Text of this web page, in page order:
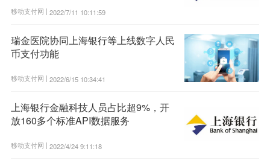
移动支付网 | 2022/7/11 10:11:59
瑞金医院协同上海银行等上线数字人民
币支付功能
移动支付网 | 2022/6/15 10:34:41
上海银行金融科技人员占比超9%，开
放160多个标准API数据服务
移动支付网 | 2022/4/24 9:11:18